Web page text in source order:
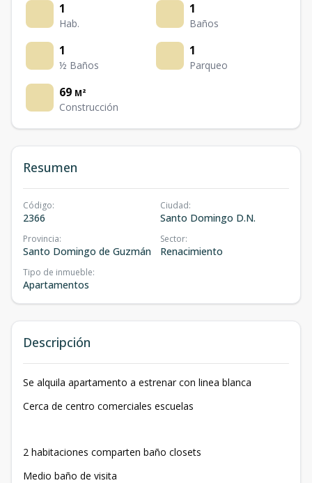
1
Hab.
1
Baños
1
½ Baños
1
Parqueo
69 M²
Construcción
Resumen
Código:
2366
Ciudad:
Santo Domingo D.N.
Provincia:
Santo Domingo de Guzmán
Sector:
Renacimiento
Tipo de inmueble:
Apartamentos
Descripción
Se alquila apartamento a estrenar con linea blanca
Cerca de centro comerciales escuelas
2 habitaciones comparten baño closets
Medio baño de visita